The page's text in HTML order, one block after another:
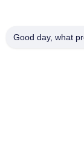
Good day, what